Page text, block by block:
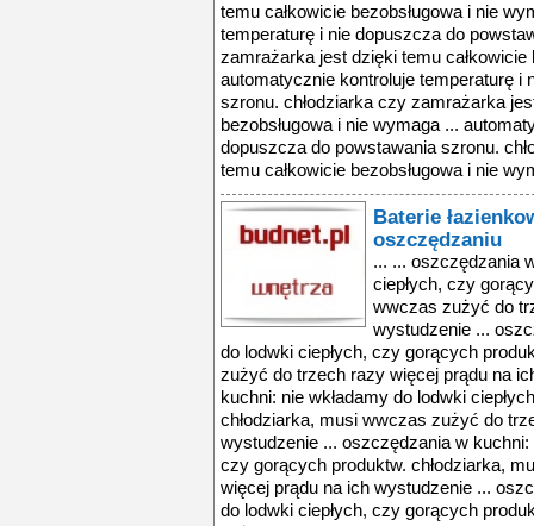
temu całkowicie bezobsługowa i nie
temperaturę i nie dopuszcza do
zamrażarka jest dzięki temu całkowicie
automatycznie kontroluje temperaturę i
szronu. chłodziarka czy zamrażarka
bezobsługowa i nie wymaga ...
dopuszcza do powstawania szronu.
temu całkowicie bezobsługowa i nie
Baterie
oszczędzaniu
... ... oszczędzania
ciepłych, czy
wwczas zużyć do
wystudzenie ...
do lodwki ciepłych, czy gorących
zużyć do trzech razy więcej prądu na
kuchni: nie wkładamy do lodwki
chłodziarka, musi wwczas zużyć do
wystudzenie ... oszczędzania w kuchni:
czy gorących produktw. chłodziarka,
więcej prądu na ich wystudzenie ...
do lodwki ciepłych, czy gorących